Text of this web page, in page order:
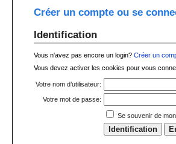
Créer un compte ou se
Identification
Vous n'avez pas encore un login? Créer un
Vous devez activer les cookies pour vous
Votre nom d’utilisateur:
Votre mot de passe:
Se souvenir de